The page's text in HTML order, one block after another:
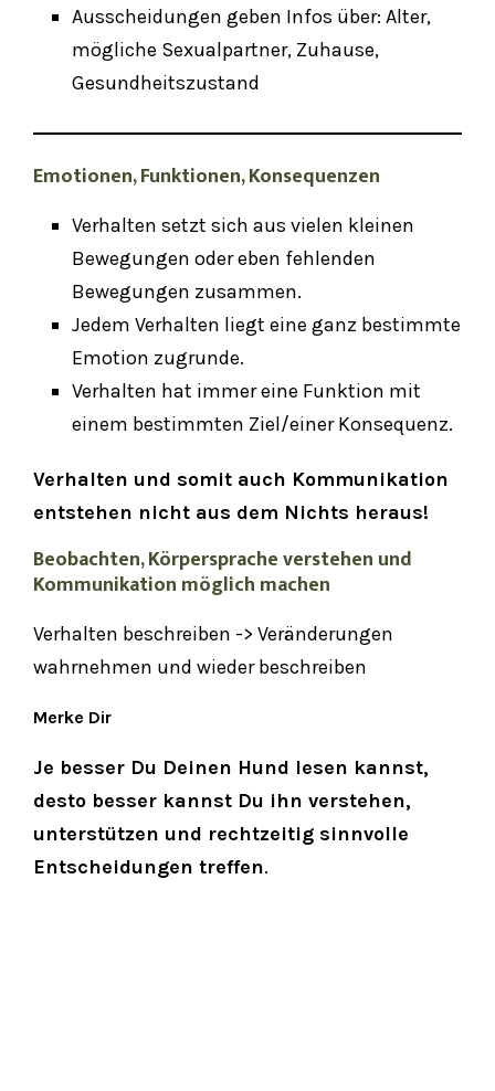
Ausscheidungen geben Infos über: Alter,
mögliche Sexualpartner, Zuhause,
Gesundheitszustand
Emotionen, Funktionen, Konsequenzen
Verhalten setzt sich aus vielen kleinen
Bewegungen oder eben fehlenden
Bewegungen zusammen.
Jedem Verhalten liegt eine ganz bestimmte
Emotion zugrunde.
Verhalten hat immer eine Funktion mit
einem bestimmten Ziel/einer Konsequenz.
Verhalten und somit auch Kommunikation
entstehen nicht aus dem Nichts heraus!
Beobachten, Körpersprache verstehen und
Kommunikation möglich machen
Verhalten beschreiben -> Veränderungen
wahrnehmen und wieder beschreiben
Merke Dir
Je besser Du Deinen Hund lesen kannst,
desto besser kannst Du ihn verstehen,
unterstützen und rechtzeitig sinnvolle
Entscheidungen treffen.